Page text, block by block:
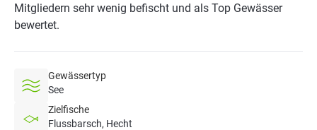
Mitgliedern sehr wenig befischt und als Top Gewässer
bewertet.
Gewässertyp
See
Zielfische
Flussbarsch, Hecht